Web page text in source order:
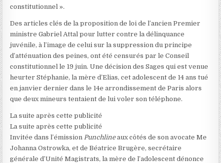
constitutionnel ».
Des articles clés de la proposition de loi de l’ancien Premier
ministre Gabriel Attal pour lutter contre la délinquance
juvénile, à l’image de celui sur la suppression du principe
d’atténuation des peines, ont été censurés par le Conseil
constitutionnel le 19 juin. Une décision des Sages qui est venue
heurter Stéphanie, la mère d’Elias, cet adolescent de 14 ans tué
en janvier dernier dans le 14e arrondissement de Paris alors
que deux mineurs tentaient de lui voler son téléphone.
La suite après cette publicité
La suite après cette publicité
Invitée dans l’émissionPunchline aux côtés de son avocate Me
Johanna Ostrowka, et de Béatrice Brugère, secrétaire
générale d’Unité Magistrats, la mère de l’adolescent dénonce